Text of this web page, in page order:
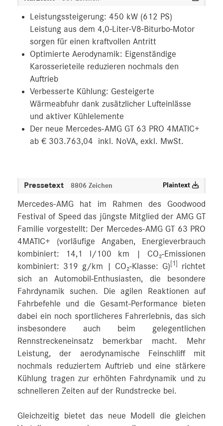
Leistungssteigerung: 450 kW (612 PS)
Leistung aus dem 4,0-Liter-V8-Biturbo-Motor
sorgen für einen kraftvollen Antritt
Optimierte Aerodynamik: Eigenständige
Karosserieteile reduzieren nochmals den
Auftrieb
Verbesserte Kühlung: Gesteigerte
Wärmeabfuhr dank zusätzlicher Lufteinlässe
und aktiver Kühlelemente
Der neue Mercedes-AMG GT 63 PRO 4MATIC+
ab € 303.763,04 inkl. NoVA, exkl. MwSt.
Pressetext 8806 Zeichen Plaintext
Mercedes-AMG hat im Rahmen des Goodwood
Festival of Speed das jüngste Mitglied der AMG GT
Familie vorgestellt: Der Mercedes-AMG GT 63 PRO
4MATIC+ (vorläufige Angaben, Energieverbrauch
kombiniert: 14,1 l/100 km | CO₂-Emissionen
kombiniert: 319 g/km | CO₂-Klasse: G) [1]
richtet
sich an Automobil-Enthusiasten, die besondere
Fahrdynamik suchen. Die agilen Reaktionen auf
Fahrbefehle und die Gesamt-Performance bieten
dabei ein noch sportlicheres Fahrerlebnis, das sich
insbesondere auch beim gelegentlichen
Rennstreckeneinsatz bemerkbar macht. Mehr
Leistung, der aerodynamische Feinschliff mit
nochmals reduziertem Auftrieb und eine stärkere
Kühlung tragen zur erhöhten Fahrdynamik und zu
schnelleren Zeiten auf der Rundstrecke bei.
Gleichzeitig bietet das neue Modell die gleichen